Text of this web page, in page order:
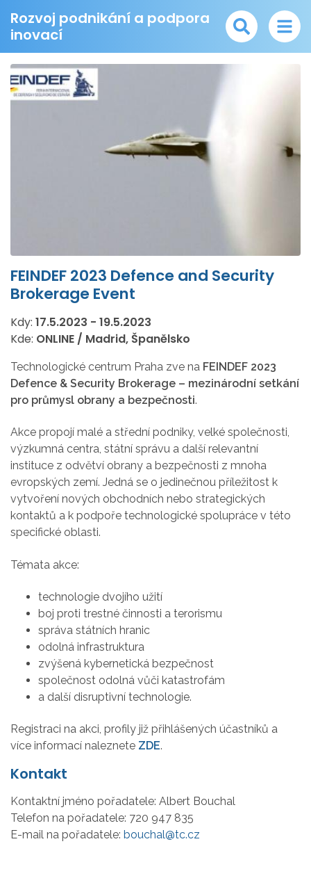
Rozvoj podnikání a podpora
inovací
FEINDEF 2023 Defence and Security
Brokerage Event
Kdy: 17.5.2023 - 19.5.2023
Kde: ONLINE / Madrid, Španělsko
Technologické centrum Praha zve na FEINDEF 2023
Defence & Security Brokerage – mezinárodní setkání
pro průmysl obrany a bezpečnosti.
Akce propojí malé a střední podniky, velké společnosti,
výzkumná centra, státní správu a další relevantní
instituce z odvětví obrany a bezpečnosti z mnoha
evropských zemí. Jedná se o jedinečnou příležitost k
vytvoření nových obchodních nebo strategických
kontaktů a k podpoře technologické spolupráce v této
specifické oblasti.
Témata akce:
technologie dvojího užití
boj proti trestné činnosti a terorismu
správa státních hranic
odolná infrastruktura
zvýšená kybernetická bezpečnost
společnost odolná vůči katastrofám
a další disruptivní technologie.
Registraci na akci, profily již přihlášených účastníků a
více informací naleznete ZDE.
Kontakt
Kontaktní jméno pořadatele: Albert Bouchal
Telefon na pořadatele: 720 947 835
E-mail na pořadatele: bouchal@tc.cz